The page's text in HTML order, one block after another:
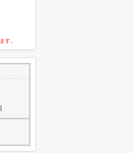
す。